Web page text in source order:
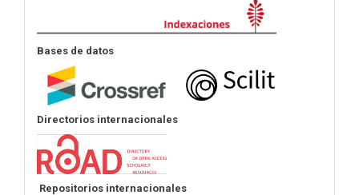
Bases de datos
Directorios internacionales
Repositorios internacionales